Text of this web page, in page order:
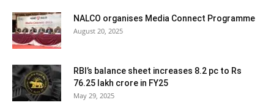
NALCO organises Media Connect Programme
August 20, 2025
RBI’s balance sheet increases 8.2 pc to Rs
76.25 lakh crore in FY25
May 29, 2025